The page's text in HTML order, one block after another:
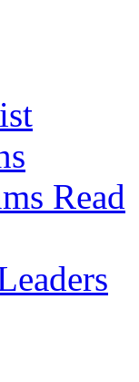
Read